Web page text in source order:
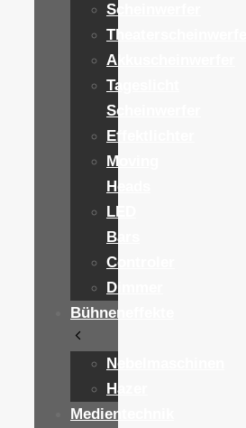
Scheinwerfer
Theaterscheinwerfer
Akkuscheinwerfer
Tageslicht
Scheinwerfer
Effektlichter
Moving
Heads
LED
Bars
Controler
Dimmer
Bühneneffekte
Nebelmaschinen
Hazer
Medientechnik